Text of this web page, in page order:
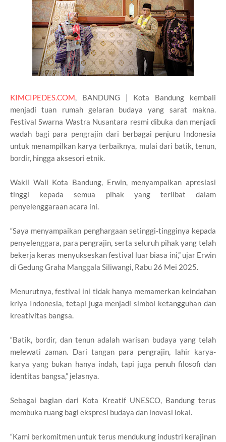
KIMCIPEDES.COM, BANDUNG | Kota Bandung kembali
menjadi tuan rumah gelaran budaya yang sarat makna.
Festival Swarna Wastra Nusantara resmi dibuka dan menjadi
wadah bagi para pengrajin dari berbagai penjuru Indonesia
untuk menampilkan karya terbaiknya, mulai dari batik, tenun,
bordir, hingga aksesori etnik.
Wakil Wali Kota Bandung, Erwin, menyampaikan apresiasi
tinggi kepada semua pihak yang terlibat dalam
penyelenggaraan acara ini.
“Saya menyampaikan penghargaan setinggi-tingginya kepada
penyelenggara, para pengrajin, serta seluruh pihak yang telah
bekerja keras menyukseskan festival luar biasa ini,” ujar Erwin
di Gedung Graha Manggala Siliwangi, Rabu 26 Mei 2025.
Menurutnya, festival ini tidak hanya memamerkan keindahan
kriya Indonesia, tetapi juga menjadi simbol ketangguhan dan
kreativitas bangsa.
“Batik, bordir, dan tenun adalah warisan budaya yang telah
melewati zaman. Dari tangan para pengrajin, lahir karya-
karya yang bukan hanya indah, tapi juga penuh filosofi dan
identitas bangsa,” jelasnya.
Sebagai bagian dari Kota Kreatif UNESCO, Bandung terus
membuka ruang bagi ekspresi budaya dan inovasi lokal.
“Kami berkomitmen untuk terus mendukung industri kerajinan